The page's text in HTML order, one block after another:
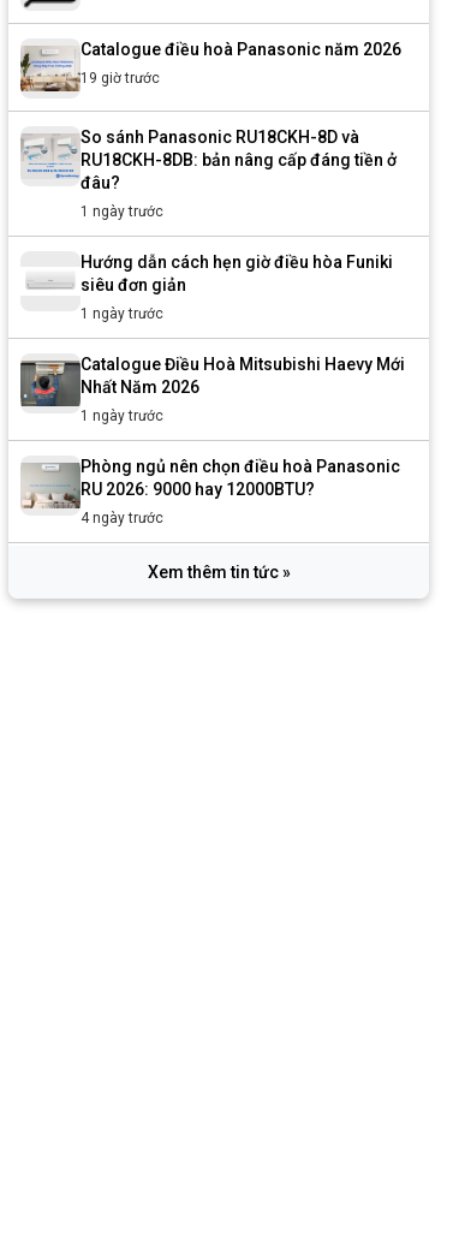
Catalogue điều hoà Panasonic năm 2026
19 giờ trước
So sánh Panasonic RU18CKH-8D và
RU18CKH-8DB: bản nâng cấp đáng tiền ở
đâu?
1 ngày trước
Hướng dẫn cách hẹn giờ điều hòa Funiki
siêu đơn giản
1 ngày trước
Catalogue Điều Hoà Mitsubishi Haevy Mới
Nhất Năm 2026
1 ngày trước
Phòng ngủ nên chọn điều hoà Panasonic
RU 2026: 9000 hay 12000BTU?
4 ngày trước
Xem thêm tin tức »